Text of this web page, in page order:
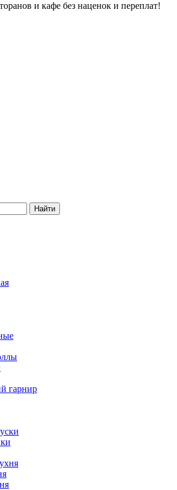
и кафе без наценок и переплат!
гарнир